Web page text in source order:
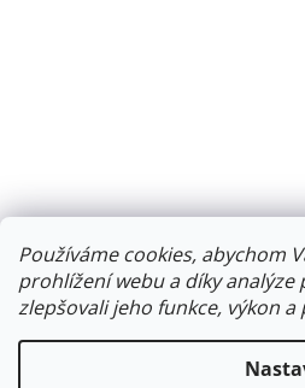
Používáme cookies, abychom
prohlížení webu a díky
zlepšovali jeho funkce, výkon